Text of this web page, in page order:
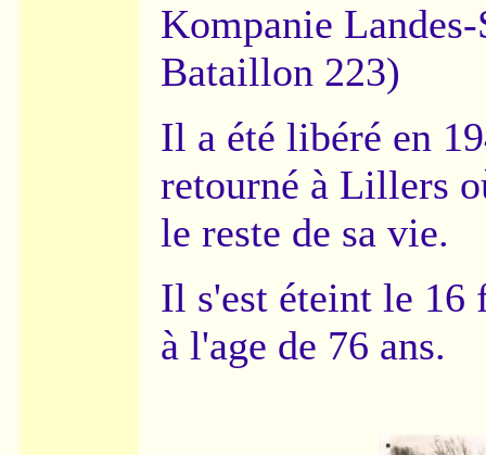
Kompanie
Bataillon 223)
Il a été libéré en
retourné à Lillers
le reste de sa vie.
Il s'est éteint le 16
à l'age de 76 ans.